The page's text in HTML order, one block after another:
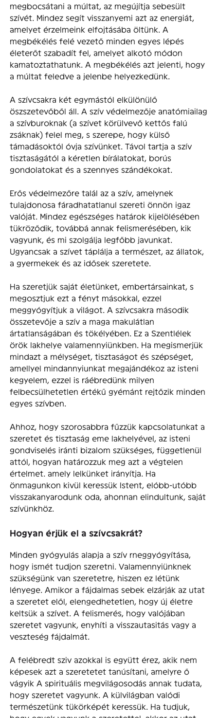
megbocsátani a múltat, az megújítja sebesült
szívét. Mindez segít visszanyemi azt az energiát,
amelyet érzelmeink elfojtásába öltünk. A
megbékélés felé vezető minden egyes lépés
életerőt szabadít fel, amelyet alkotó módon
kamatoztathatunk. A megbékélés azt jelenti, hogy
a múltat feledve a jelenbe helyezkedünk.
A szívcsakra két egymástól elkülönülő
öszszetevőből áll. A szív védelmezője anatómiailag
a szívburoknak (a szívet körülvevő kettős falú
zsáknak) felel meg, s szerepe, hogy külső
támadásoktól óvja szívünket. Távol tartja a szív
tisztaságától a kéretlen bírálatokat, borús
gondolatokat és a szennyes szándékokat.
Erős védelmezőre talál az a szív, amelynek
tulajdonosa fáradhatatlanul szereti önnön igaz
valóját. Mindez egészséges határok kijelölésében
tükröződik, továbbá annak felismerésében, kik
vagyunk, és mi szolgálja legfőbb javunkat.
Ugyancsak a szívet táplálja a természet, az állatok,
a gyermekek és az idősek szeretete.
Ha szeretjük saját életünket, embertársainkat, s
megosztjuk ezt a fényt másokkal, ezzel
meggyógyítjuk a világot. A szívcsakra második
összetevője a szív a maga makulátlan
ártatlanságában és tökélyében. Ez a Szentlélek
örök lakhelye valamennyiünkben. Ha megismerjük
mindazt a mélységet, tisztaságot és szépséget,
amellyel mindannyiunkat megajándékoz az isteni
kegyelem, ezzel is ráébredünk milyen
felbecsülhetetlen értékű gyémánt rejtőzik minden
egyes szívben.
Ahhoz, hogy szorosabbra fűzzük kapcsolatunkat a
szeretet és tisztaság eme lakhelyével, az isteni
gondviselés iránti bizalom szükséges, függetlenül
attól, hogyan határozzuk meg azt a végtelen
értelmet. amely lelkünket irányítja. Ha
önmagunkon kivül keressük Istent, elóbb-utóbb
visszakanyarodunk oda, ahonnan elindultunk, saját
szívünkhöz.
Hogyan érjük el a szívcsakrát?
Minden gyógyulás alapja a szív rneggyógyítása,
hogy ismét tudjon szeretni. Valamennyiünknek
szükségünk van szeretetre, hiszen ez létünk
lényege. Amikor a fájdalmas sebek elzárják az utat
a szeretet elől, elengedhetetlen, hogy új életre
keltsük a szívet. A felismerés, hogy valójában
szeretet vagyunk, enyhíti a visszautasitás vagy a
veszteség fájdalmát.
A felébredt sziv azokkal is együtt érez, akik nem
képesek azt a szeretetet tanúsítani, amelyre ő
vágyik A spirituális megvilágosodás annak tudata,
hogy szeretet vagyunk. A külvilágban valódi
természetünk tükörképét keressük. Ha tudjuk,